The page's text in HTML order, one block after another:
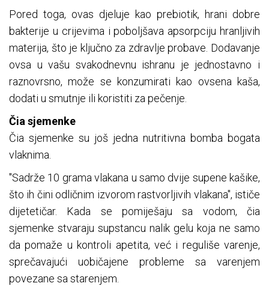
Pored toga, ovas djeluje kao prebiotik, hrani dobre
bakterije u crijevima i poboljšava apsorpciju hranljivih
materija, što je ključno za zdravlje probave. Dodavanje
ovsa u vašu svakodnevnu ishranu je jednostavno i
raznovrsno, može se konzumirati kao ovsena kaša,
dodati u smutnje ili koristiti za pečenje.
Čia sjemenke
Čia sjemenke su još jedna nutritivna bomba bogata
vlaknima.
"Sadrže 10 grama vlakana u samo dvije supene kašike,
što ih čini odličnim izvorom rastvorljivih vlakana", ističe
dijetetičar. Kada se pomiješaju sa vodom, čia
sjemenke stvaraju supstancu nalik gelu koja ne samo
da pomaže u kontroli apetita, već i reguliše varenje,
sprečavajući uobičajene probleme sa varenjem
povezane sa starenjem.